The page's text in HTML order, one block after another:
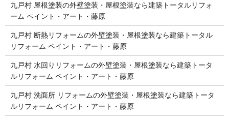
九戸村 屋根塗装の外壁塗装・屋根塗装なら建築トータルリフォ
ーム ペイント・アート・藤原
九戸村 断熱リフォームの外壁塗装・屋根塗装なら建築トータル
リフォーム ペイント・アート・藤原
九戸村 水回りリフォームの外壁塗装・屋根塗装なら建築トータ
ルリフォーム ペイント・アート・藤原
九戸村 洗面所 リフォームの外壁塗装・屋根塗装なら建築トータ
ルリフォーム ペイント・アート・藤原